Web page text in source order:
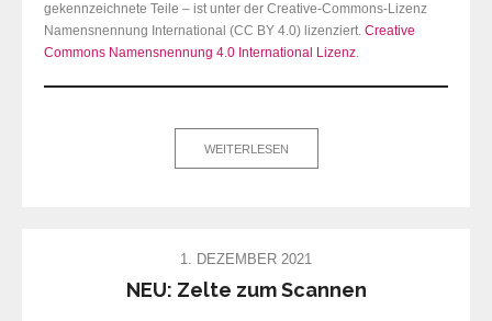
gekennzeichnete Teile – ist unter der Creative-Commons-Lizenz
Namensnennung International (CC BY 4.0) lizenziert. Creative
Commons Namensnennung 4.0 International Lizenz.
WEITERLESEN
1. DEZEMBER 2021
NEU: Zelte zum Scannen